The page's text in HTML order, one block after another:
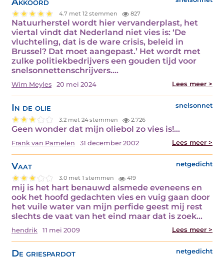
4.7 met 12 stemmen 827
Natuurherstel wordt hier vervanderplast, het
viertal vindt dat Nederland niet vies is: ‘De
vluchteling, dat is de ware crisis, beleid in
Brussel? Dat moet aangepast.’ Het wordt met
zulke politiekbedrijvers een gouden tijd voor
snelsonnettenschrijvers.…
Wim Meyles 20 mei 2024 Lees meer >
In de olie snelsonnet
3.2 met 24 stemmen 2.726
Geen wonder dat mijn oliebol zo vies is!…
Frank van Pamelen 31 december 2002 Lees meer >
Vaat netgedicht
3.0 met 1 stemmen 419
mij is het hart benauwd alsmede eveneens en
ook het hoofd gedachten vies en vuig gaan door
het vuile water van mijn perfide geest mij rest
slechts de vaat van het eind maar dat is zoek…
hendrik 11 mei 2009 Lees meer >
De griespardot netgedicht